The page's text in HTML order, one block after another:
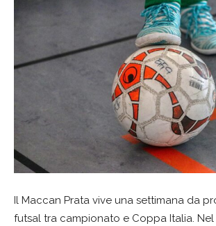
Il Maccan Prata vive una settimana da
futsal tra campionato e Coppa Italia.